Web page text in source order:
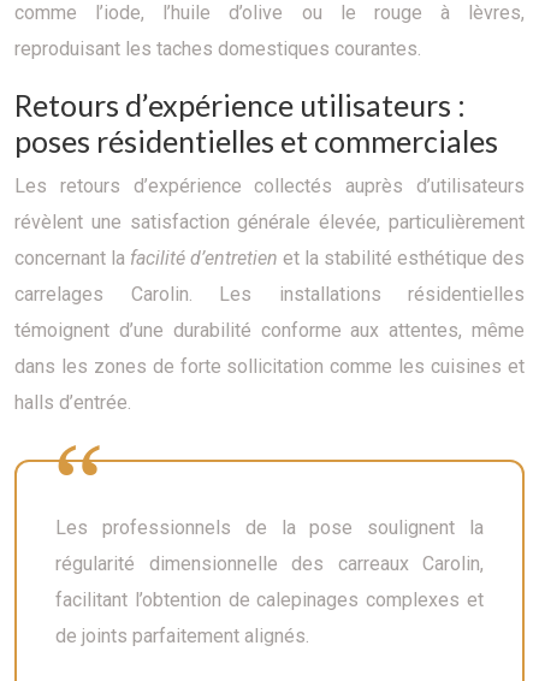
comme l’iode, l’huile d’olive ou le rouge à lèvres,
reproduisant les taches domestiques courantes.
Retours d’expérience utilisateurs :
poses résidentielles et commerciales
Les retours d’expérience collectés auprès d’utilisateurs
révèlent une satisfaction générale élevée, particulièrement
concernant la facilité d’entretien et la stabilité esthétique des
carrelages Carolin. Les installations résidentielles
témoignent d’une durabilité conforme aux attentes, même
dans les zones de forte sollicitation comme les cuisines et
halls d’entrée.
Les professionnels de la pose soulignent la
régularité dimensionnelle des carreaux Carolin,
facilitant l’obtention de calepinages complexes et
de joints parfaitement alignés.